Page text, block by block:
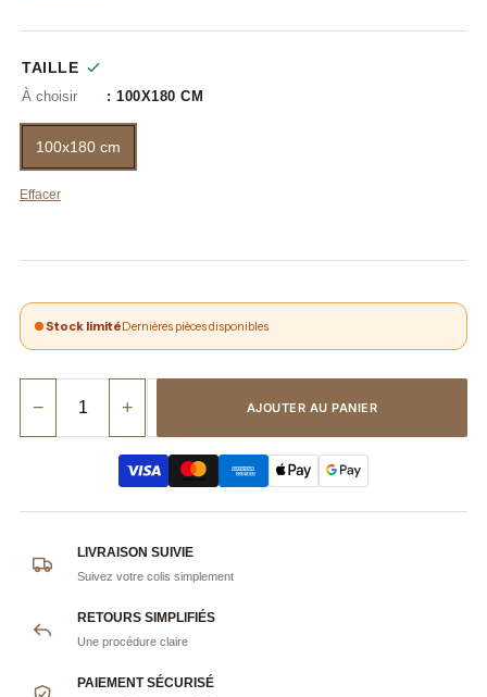
TAILLE
: 100X180 CM
100x180 cm
Effacer
Stock limitéDernières pièces disponibles
− + AJOUTER AU PANIER
LIVRAISON SUIVIE
Suivez votre colis simplement
RETOURS SIMPLIFIÉS
Une procédure claire
PAIEMENT SÉCURISÉ